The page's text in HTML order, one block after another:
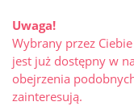
Uwaga!
Wybrany przez
jest już dostępny w
obejrzenia
zainteresują.